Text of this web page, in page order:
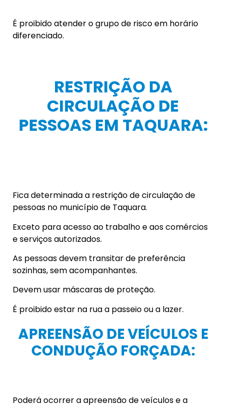
É proibido atender o grupo de risco em horário
diferenciado.
RESTRIÇÃO DA
CIRCULAÇÃO DE
PESSOAS EM TAQUARA:
Fica determinada a restrição de circulação de
pessoas no município de Taquara.
Exceto para acesso ao trabalho e aos comércios
e serviços autorizados.
As pessoas devem transitar de preferência
sozinhas, sem acompanhantes.
Devem usar máscaras de proteção.
É proibido estar na rua a passeio ou a lazer.
APREENSÃO DE VEÍCULOS E
CONDUÇÃO FORÇADA:
Poderá ocorrer a apreensão de veículos e a